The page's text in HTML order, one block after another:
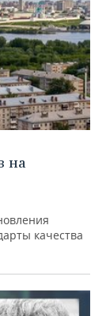
на
качества